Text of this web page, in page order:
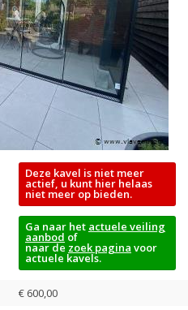
Deze kavel is niet meer
actief, u kunt hier helaas
niet meer op bieden.
Ga naar het actuele veiling
aanbod of
naar de zoek pagina voor
actuele kavels.
€ 600,00